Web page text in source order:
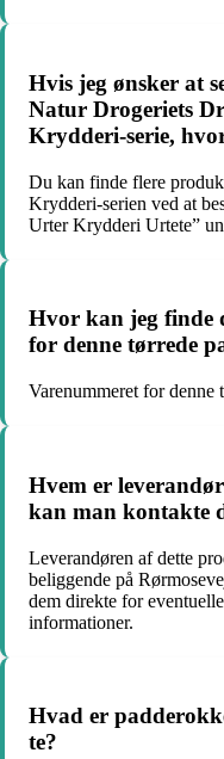
Hvis jeg ønsker at
Natur Drogeriets
Krydderi-serie,
Du kan finde flere
Krydderi-serien ved at
Urter Krydderi Urtete”
Hvor kan jeg finde
for denne tørrede
Varenummeret for denne
Hvem er
kan man kontakte
Leverandøren af dette
beliggende på
dem direkte for
informationer.
Hvad er
te?